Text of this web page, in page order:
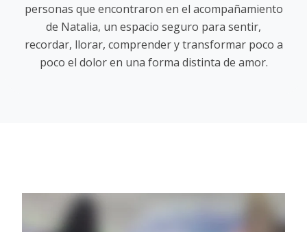
personas que encontraron en el acompañamiento
de Natalia, un espacio seguro para sentir,
recordar, llorar, comprender y transformar poco a
poco el dolor en una forma distinta de amor.